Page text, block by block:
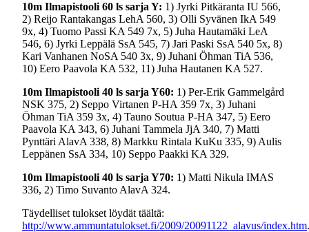
10m Ilmapistooli 60 ls sarja Y: 1) Jyrki Pitkäranta IU 566,
2) Reijo Rantakangas LehA 560, 3) Olli Syvänen IkA 549
9x, 4) Tuomo Passi KA 549 7x, 5) Juha Hautamäki LeA
546, 6) Jyrki Leppälä SsA 545, 7) Jari Paski SsA 540 5x, 8)
Kari Vanhanen NoSA 540 3x, 9) Juhani Öhman TiA 536,
10) Eero Paavola KA 532, 11) Juha Hautanen KA 527.
10m Ilmapistooli 40 ls sarja Y60: 1) Per-Erik Gammelgård
NSK 375, 2) Seppo Virtanen P-HA 359 7x, 3) Juhani
Öhman TiA 359 3x, 4) Tauno Soutua P-HA 347, 5) Eero
Paavola KA 343, 6) Juhani Tammela JjA 340, 7) Matti
Pynttäri AlavA 338, 8) Markku Rintala KuKu 335, 9) Aulis
Leppänen SsA 334, 10) Seppo Paakki KA 329.
10m Ilmapistooli 40 ls sarja Y70: 1) Matti Nikula IMAS
336, 2) Timo Suvanto AlavA 324.
Täydelliset tulokset löydät täältä:
http://www.ammuntatulokset.fi/2009/20091122_alavus/index.htm.